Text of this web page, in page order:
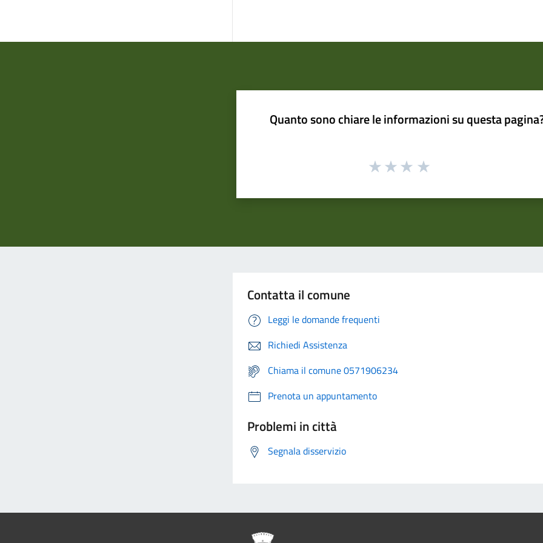
Quanto sono chiare le informazioni su questa
Contatta il comune
Leggi le domande frequenti
Richiedi Assistenza
Chiama il comune 0571906234
Prenota un appuntamento
Problemi in città
Segnala disservizio